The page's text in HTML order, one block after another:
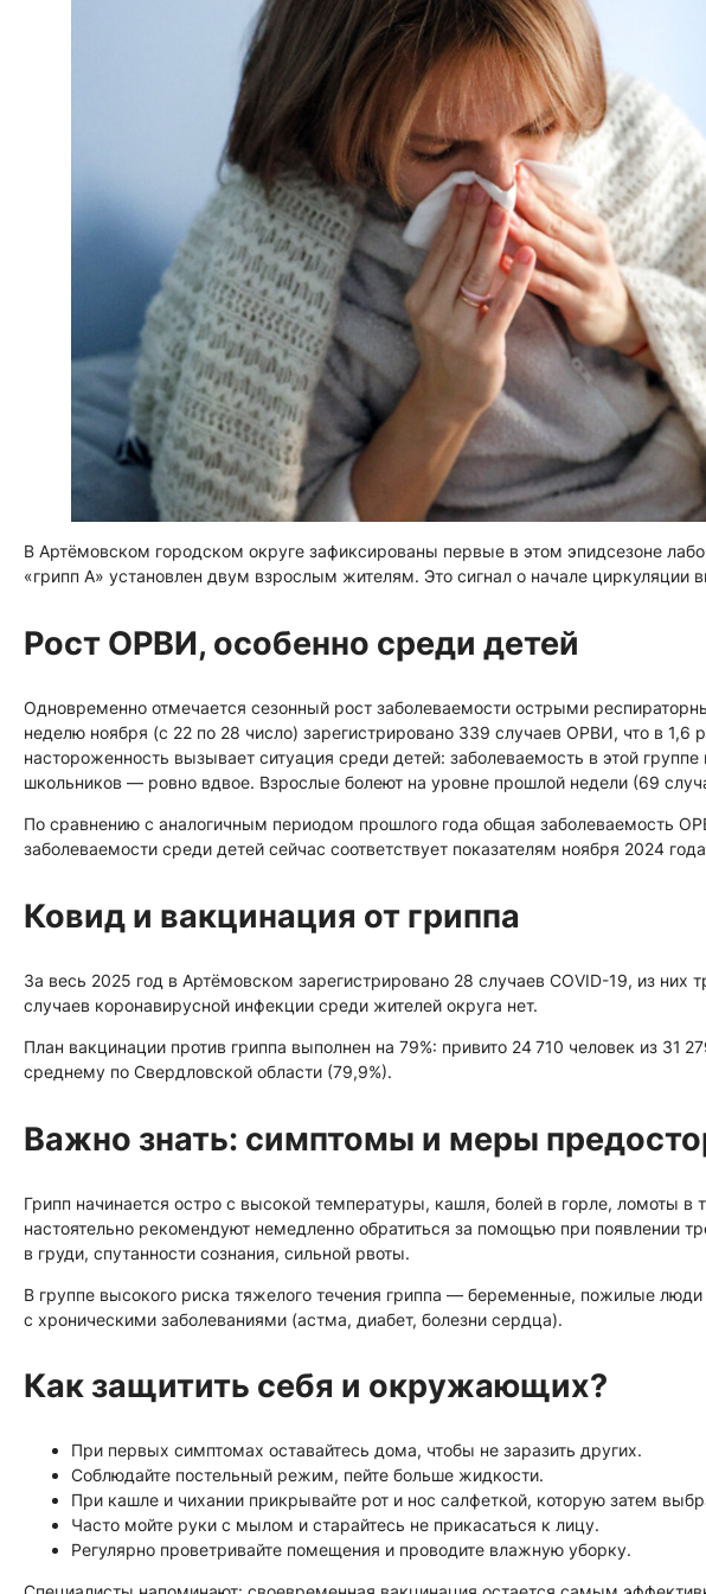
В Артёмовском городском округе зафиксированы первые в этом эпидсезоне
«грипп А» установлен двум взрослым жителям. Это сигнал о начале циркуляции
Рост ОРВИ, особенно среди детей
Одновременно отмечается сезонный рост заболеваемости острыми
неделю ноября (с 22 по 28 число) зарегистрировано 339 случаев ОРВИ, что в
настороженность вызывает ситуация среди детей: заболеваемость в этой
школьников — ровно вдвое. Взрослые болеют на уровне прошлой недели (69
По сравнению с аналогичным периодом прошлого года общая заболеваемость
заболеваемости среди детей сейчас соответствует показателям ноября 2024
Ковид и вакцинация от гриппа
За весь 2025 год в Артёмовском зарегистрировано 28 случаев COVID-19, из
случаев коронавирусной инфекции среди жителей округа нет.
План вакцинации против гриппа выполнен на 79%: привито 24 710 человек из 31
среднему по Свердловской области (79,9%).
Важно знать: симптомы и меры
Грипп начинается остро с высокой температуры, кашля, болей в горле, ломоты в
настоятельно рекомендуют немедленно обратиться за помощью при появлении
в груди, спутанности сознания, сильной рвоты.
В группе высокого риска тяжелого течения гриппа — беременные, пожилые
с хроническими заболеваниями (астма, диабет, болезни сердца).
Как защитить себя и окружающих?
При первых симптомах оставайтесь дома, чтобы не заразить других.
Соблюдайте постельный режим, пейте больше жидкости.
При кашле и чихании прикрывайте рот и нос салфеткой, которую затем
Часто мойте руки с мылом и старайтесь не прикасаться к лицу.
Регулярно проветривайте помещения и проводите влажную уборку.